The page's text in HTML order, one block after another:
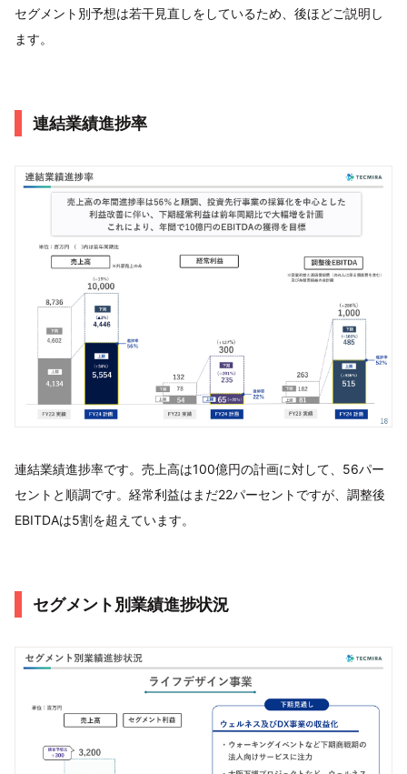
セグメント別予想は若干見直しをしているため、後ほどご説明し
ます。
連結業績進捗率
連結業績進捗率です。売上高は100億円の計画に対して、56パー
セントと順調です。経常利益はまだ22パーセントですが、調整後
EBITDAは5割を超えています。
セグメント別業績進捗状況